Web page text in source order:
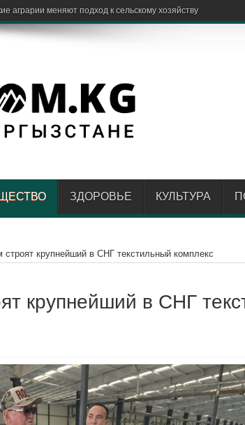
аграрии меняют подход к сельскому хозяйству
ЗДОРОВЬЕ КУЛЬТУРА
строят крупнейший в СНГ текстильный комплекс
крупнейший в СНГ